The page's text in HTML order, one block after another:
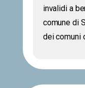
invalidi a
comune di
dei comuni